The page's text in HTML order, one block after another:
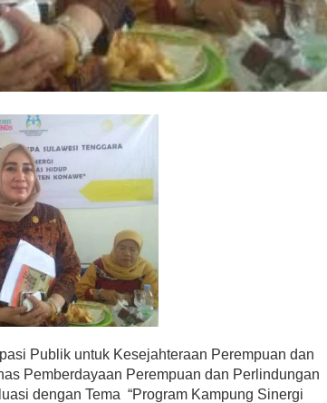
Publik untuk Kesejahteraan Perempuan dan
Pemberdayaan Perempuan dan Perlindungan
dengan Tema “Program Kampung Sinergi